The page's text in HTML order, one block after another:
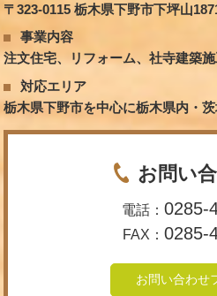
〒323-0115 栃木県下野市下坪山
事業内容
注文住宅、リフォーム、社寺建築
対応エリア
栃木県下野市を中心に栃木県内・
お問い
電話： 0285-
FAX： 0285-
お問い合わせ